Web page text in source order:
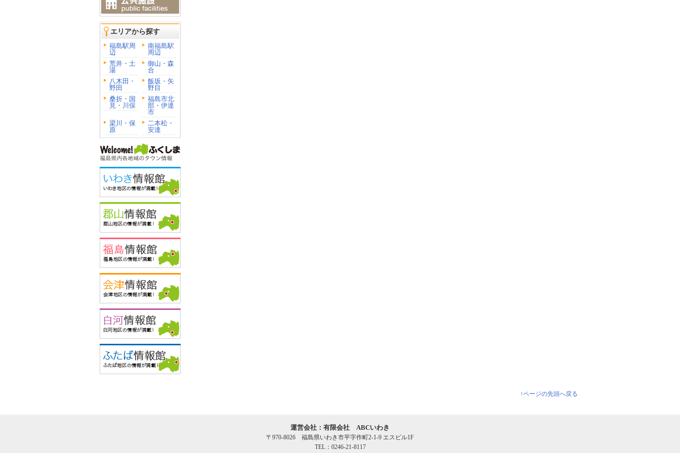
エリアから探す
福島駅周
辺
南福島駅
周辺
荒井・土
湯
御山・森
合
八木田・
野田
飯坂・矢
野目
桑折・国
見・川俣
福島市北
部・伊達
市
梁川・保
原
二本松・
安達
↑ページの先頭へ戻る
運営会社：有限会社 ABCいわき
〒970-8026 福島県いわき市平字作町2-1-9 エスビル1F
TEL：0246-21-8117